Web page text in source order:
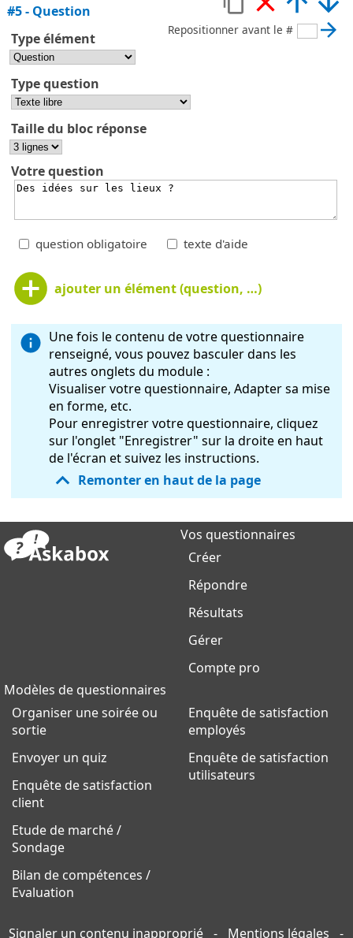
Repositionner avant le #
#5- Question
Type élément
Type question
Taille du bloc réponse
Votre question
question obligatoire texte d'aide
ajouter un élément (question, …)
Une fois le contenu de votre questionnaire
renseigné, vous pouvez basculer dans les
autres onglets du module :
Visualiser votre questionnaire, Adapter sa mise
en forme, etc.
Pour enregistrer votre questionnaire, cliquez
sur l'onglet "Enregistrer" sur la droite en haut
de l'écran et suivez les instructions.
Remonter en haut de la page
Vos questionnaires
Créer
Répondre
Résultats
Gérer
Compte pro
Modèles de questionnaires
Organiser une soirée ou
sortie
Envoyer un quiz
Enquête de satisfaction
client
Etude de marché /
Sondage
Bilan de compétences /
Evaluation
Enquête de satisfaction
employés
Enquête de satisfaction
utilisateurs
Signaler un contenu inapproprié - Mentions légales -